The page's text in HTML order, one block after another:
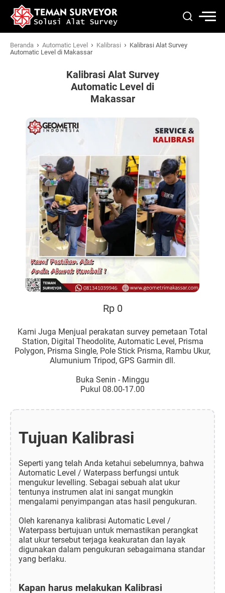
Beranda › Automatic Level › Kalibrasi › Kalibrasi Alat Survey
Automatic Level di Makassar
Kalibrasi Alat Survey
Automatic Level di
Makassar
Rp 0
Kami Juga Menjual perakatan survey pemetaan Total
Station, Digital Theodolite, Automatic Level, Prisma
Polygon, Prisma Single, Pole Stick Prisma, Rambu Ukur,
Alumunium Tripod, GPS Garmin dll.
Buka Senin - Minggu
Pukul 08.00-17.00
Tujuan Kalibrasi
Seperti yang telah Anda ketahui sebelumnya, bahwa
Automatic Level / Waterpass berfungsi untuk
mengukur levelling. Sebagai sebuah alat ukur
tentunya instrumen alat ini sangat mungkin
mengalami penyimpangan atas hasil pengukuran.
Oleh karenanya kalibrasi Automatic Level /
Waterpass bertujuan untuk memastikan perangkat
alat ukur tersebut terjaga keakuratan dan layak
digunakan dalam pengukuran sebagaimana standar
yang berlaku.
Kapan harus melakukan Kalibrasi